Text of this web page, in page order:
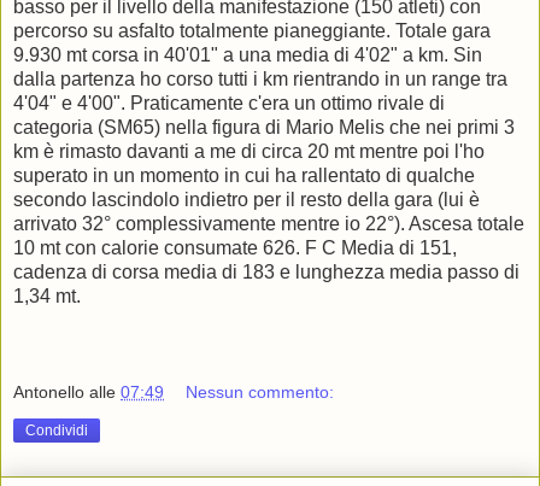
basso per il livello della manifestazione (150 atleti) con
percorso su asfalto totalmente pianeggiante. Totale gara
9.930 mt corsa in 40'01" a una media di 4'02" a km. Sin
dalla partenza ho corso tutti i km rientrando in un range tra
4'04" e 4'00". Praticamente c'era un ottimo rivale di
categoria (SM65) nella figura di Mario Melis che nei primi 3
km è rimasto davanti a me di circa 20 mt mentre poi l'ho
superato in un momento in cui ha rallentato di qualche
secondo lascindolo indietro per il resto della gara (lui è
arrivato 32° complessivamente mentre io 22°). Ascesa totale
10 mt con calorie consumate 626. F C Media di 151,
cadenza di corsa media di 183 e lunghezza media passo di
1,34 mt.
Antonello alle 07:49 Nessun commento:
Condividi